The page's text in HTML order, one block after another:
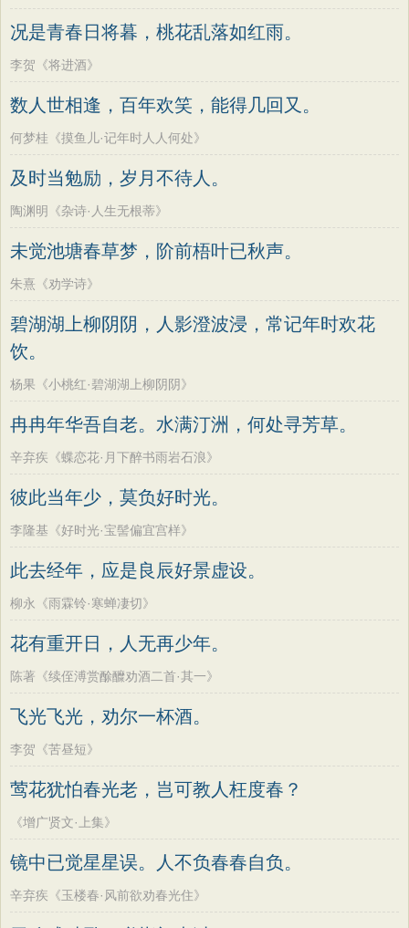
况是青春日将暮，桃花乱落如红雨。
李贺《将进酒》
数人世相逢，百年欢笑，能得几回又。
何梦桂《摸鱼儿·记年时人人何处》
及时当勉励，岁月不待人。
陶渊明《杂诗·人生无根蒂》
未觉池塘春草梦，阶前梧叶已秋声。
朱熹《劝学诗》
碧湖湖上柳阴阴，人影澄波浸，常记年时欢花
饮。
杨果《小桃红·碧湖湖上柳阴阴》
冉冉年华吾自老。水满汀洲，何处寻芳草。
辛弃疾《蝶恋花·月下醉书雨岩石浪》
彼此当年少，莫负好时光。
李隆基《好时光·宝髻偏宜宫样》
此去经年，应是良辰好景虚设。
柳永《雨霖铃·寒蝉凄切》
花有重开日，人无再少年。
陈著《续侄溥赏酴醾劝酒二首·其一》
飞光飞光，劝尔一杯酒。
李贺《苦昼短》
莺花犹怕春光老，岂可教人枉度春？
《增广贤文·上集》
镜中已觉星星误。人不负春春自负。
辛弃疾《玉楼春·风前欲劝春光住》